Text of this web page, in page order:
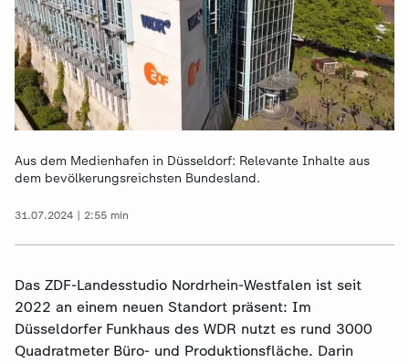
Aus dem Medienhafen in Düsseldorf: Relevante Inhalte aus
dem bevölkerungsreichsten Bundesland.
31.07.2024 | 2:55 min
Das ZDF-Landesstudio Nordrhein-Westfalen ist seit
2022 an einem neuen Standort präsent: Im
Düsseldorfer Funkhaus des WDR nutzt es rund 3000
Quadratmeter Büro- und Produktionsfläche. Darin